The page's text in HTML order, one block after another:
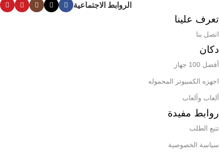
الروابط الاجتماعية
تعرف علينا
اتصل بنا
دكان
أفضل 100 جهاز
اجهزه الكمبيوتر المحموله
ألعاب وألعاب
روابط مفيدة
تتبع الطلب
سياسة الخصوصية